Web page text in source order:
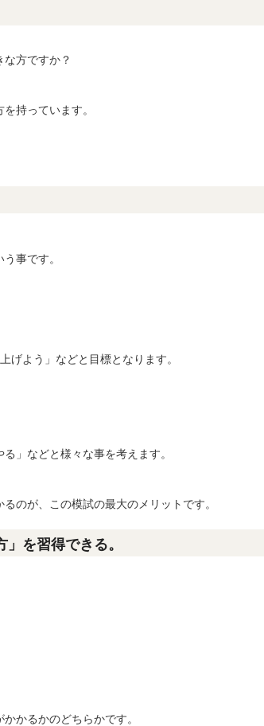
方ですか？
持っています。
事です。
げよう」などと目標となります。
」などと様々な事を考えます。
のが、この模試の最大のメリットです。
を習得できる。
かるかのどちらかです。